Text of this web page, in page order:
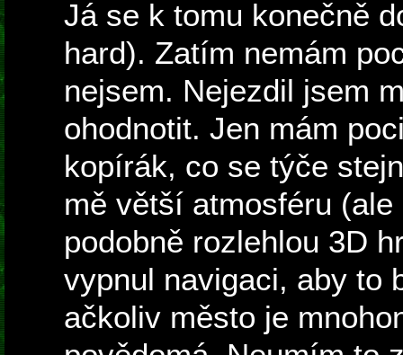
Já se k tomu konečně
hard). Zatím nemám
nejsem. Nejezdil jsem
ohodnotit. Jen mám
kopírák, co se týče
mě větší atmosféru
podobně rozlehlou 3D
vypnul navigaci, aby to
ačkoliv město je